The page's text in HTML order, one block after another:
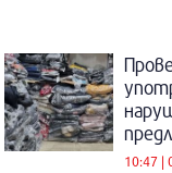
10:47 |